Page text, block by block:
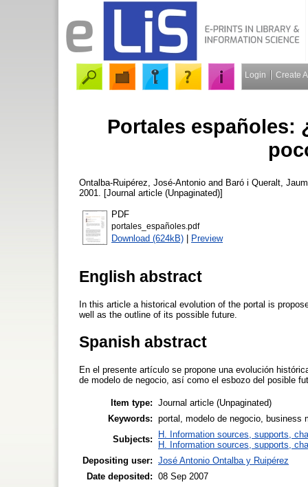
Login Create
Portales españoles:
Ontalba-Ruipérez, José-Antonio and Baró i Queralt,
2001. [Journal article (Unpaginated)]
PDF
portales_españoles.pdf
Download (624kB) | Preview
English abstract
In this article a historical evolution of the portal is
well as the outline of its possible future.
Spanish abstract
En el presente artículo se propone una evolución
de modelo de negocio, así como el esbozo del posible
Item type: Journal article (Unpaginated)
Keywords: portal, modelo de negocio, business
Subjects:
H. Information sources, supports,
H. Information sources, supports,
Depositing user: José Antonio Ontalba y Ruipérez
Date deposited: 08 Sep 2007